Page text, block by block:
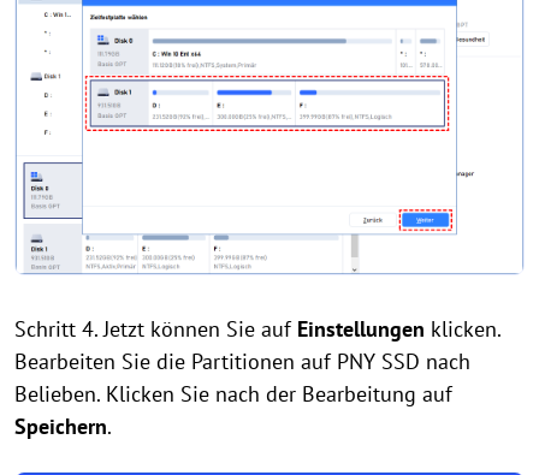
Schritt 4. Jetzt können Sie auf Einstellungen klicken.
Bearbeiten Sie die Partitionen auf PNY SSD nach
Belieben. Klicken Sie nach der Bearbeitung auf
Speichern.